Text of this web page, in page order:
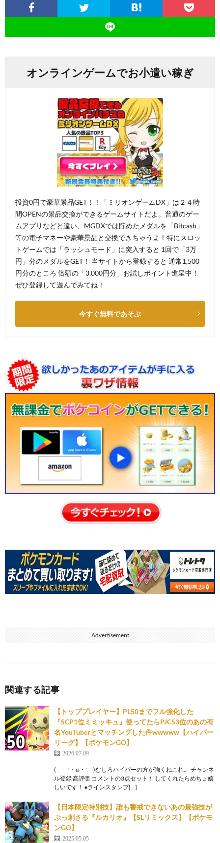
オンラインゲームでお小遣い稼ぎ
投資0円で豪華景品GET！！「ミリオンゲームDX」は２４時
間OPENの景品交換ができるゲームサイトだよ。普通のゲー
ムアプリなどと違い、MGDXでは貯めたメダルを「Bitcash」
等の電子マネーや豪華景品と交換できちゃうよ！特にスロッ
トゲームでは「ラッシュモード」に突入すると 1回で「3万
円」分のメダルをGET！ 当サイトから登録すると 通常1,500
円分のところ 倍額の「3,000円分」お試しポイント進呈中！
ぜひ登録して遊んでみてね！
今すぐ無料であそぶ
Advertisement
関連する記事
【トッププレイヤー】PL50までフル強化した
『SCP1位ミミッキュ』使ってたらPJCS3位のあの有
名YouTuberとマッチングした件wwwww【ハイパー
リーグ】【ポケモンGO】
2026.07.09
( ´・ω・` )むしろハイパーの方が強くねこれ。 チャンネ
ル登録 高評価 コメントの3点セット！ してくれたらめちょ嬉
しいです！ ♦ラインスタンプ[…]
【日本限定特別技】誰も警戒できないあの最強技が
ぶっ刺さる『ルカリオ』【SLリミックス】【ポケモ
ンGO】
2025.05.05